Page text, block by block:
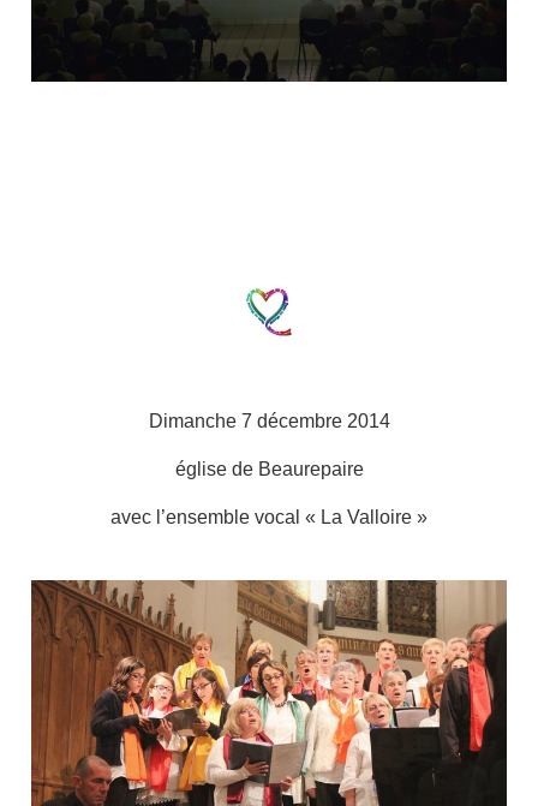
Dimanche 7 décembre 2014
église de Beaurepaire
avec l’ensemble vocal « La Valloire »